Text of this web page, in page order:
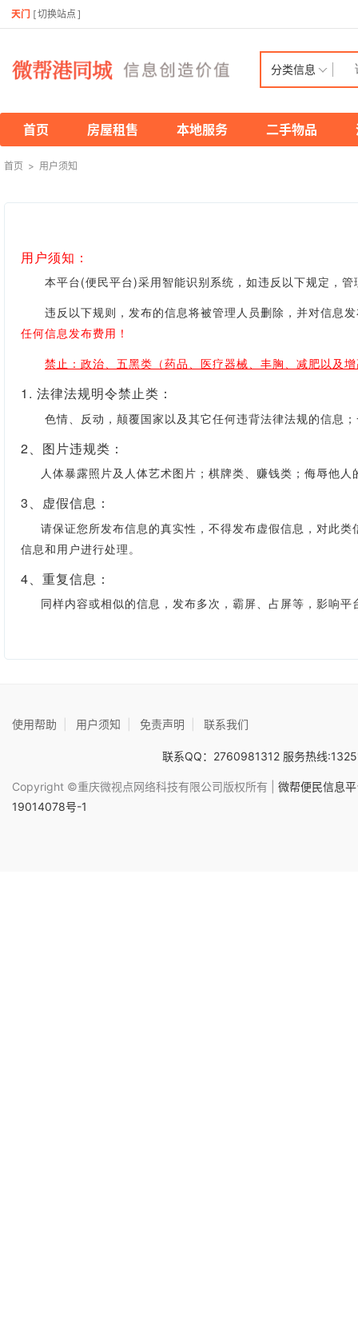
天门 [切换站点 ]
分类信息
首页 房屋租售 本地服务 二手物品
首页 > 用户须知
用户须知：
本平台(便民平台)采用智能识别系统，如违反以下规定，管
违反以下规则，发布的信息将被管理人员删除，并对信息
任何信息发布费用！
禁止：政治、五黑类（药品、医疗器械、丰胸、减肥以及
1. 法律法规明令禁止类：
色情、反动，颠覆国家以及其它任何违背法律法规的信息
2、图片违规类：
人体暴露照片及人体艺术图片；棋牌类、赚钱类；侮辱他人
3、虚假信息：
请保证您所发布信息的真实性，不得发布虚假信息，对此类
信息和用户进行处理。
4、重复信息：
同样内容或相似的信息，发布多次，霸屏、占屏等，影响平
使用帮助 用户须知 免责声明 联系我们
联系QQ：2760981312 服务热线
Copyright ©重庆微视点网络科技有限公司版权所有 |
微帮便民信息
19014078号-1